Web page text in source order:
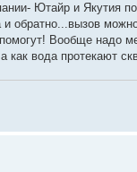
Ютайр и Якутия
и обратно...вызов
Вообще надо
вода протекают